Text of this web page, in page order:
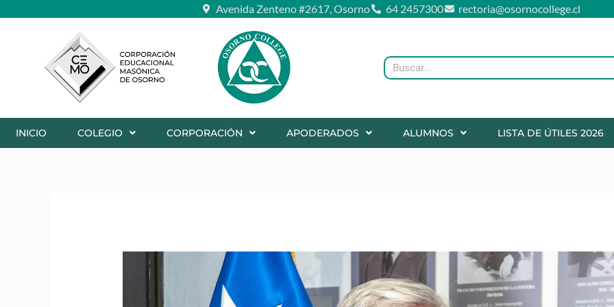
Avenida Zenteno #2617, Osorno 64 2457300 rectoria@osornocollege.cl
Buscar
INICIO COLEGIO CORPORACIÓN APODERADOS ALUMNOS LISTA DE ÚTILES 2026